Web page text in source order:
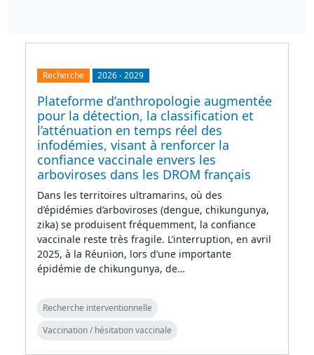
Recherche 2026-2029
Plateforme d’anthropologie augmentée
pour la détection, la classification et
l’atténuation en temps réel des
infodémies, visant à renforcer la
confiance vaccinale envers les
arboviroses dans les DROM français
Dans les territoires ultramarins, où des
d’épidémies d’arboviroses (dengue, chikungunya,
zika) se produisent fréquemment, la confiance
vaccinale reste très fragile. L’interruption, en avril
2025, à la Réunion, lors d’une importante
épidémie de chikungunya, de…
Recherche interventionnelle
Vaccination / hésitation vaccinale